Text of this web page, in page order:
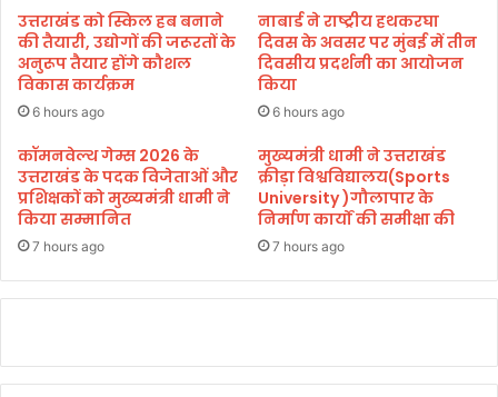
:
म
ह
र्षि
ड
ल
द्वा
रा
पं
ज
मे
सों
न
को
ड
प्रे
उत्तराखंड को स्किल हब बनाने
की तैयारी, उद्योगों की जरूरतों के
अनुरूप तैयार होंगे कौशल
विकास कार्यक्रम
6 hours ago
नाबार्ड ने राष्ट्रीय हथकरघा
दिवस के अवसर पर मुंबई में तीन
दिवसीय प्रदर्शनी का आयोजन
किया
6 hours ago
कॉमनवेल्थ गेम्स 2026 के
उत्तराखंड के पदक विजेताओं और
प्रशिक्षकों को मुख्यमंत्री धामी ने
किया सम्मानित
7 hours ago
मुख्यमंत्री धामी ने उत्तराखंड
क्रीड़ा विश्वविद्यालय(Sports
University )गौलापार के
निर्माण कार्यों की समीक्षा की
7 hours ago